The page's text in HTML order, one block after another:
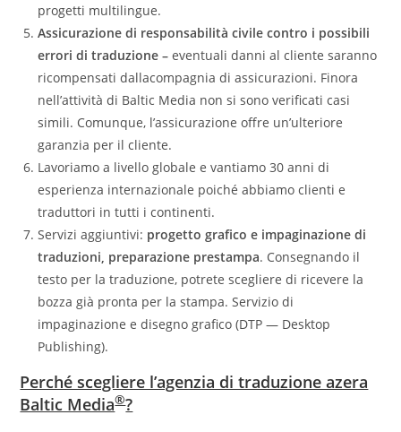
progetti multilingue.
Assicurazione di responsabilità civile contro i possibili
errori di traduzione –eventuali danni al cliente saranno
ricompensati dallacompagnia di assicurazioni. Finora
nell’attività di Baltic Media non si sono verificati casi
simili. Comunque, l’assicurazione offre un’ulteriore
garanzia per il cliente.
Lavoriamo a livello globale e vantiamo 30 anni di
esperienza internazionale poiché abbiamo clienti e
traduttori in tutti i continenti.
Servizi aggiuntivi: progetto grafico e impaginazione di
traduzioni, preparazione prestampa. Consegnando il
testo per la traduzione, potrete scegliere di ricevere la
bozza già pronta per la stampa. Servizio di
impaginazione e disegno grafico (DTP — Desktop
Publishing).
Perché scegliere l’agenzia di traduzione azera
Baltic Media®?